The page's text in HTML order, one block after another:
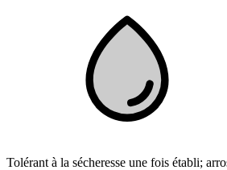
Tolérant à la sécheresse une fois établi;